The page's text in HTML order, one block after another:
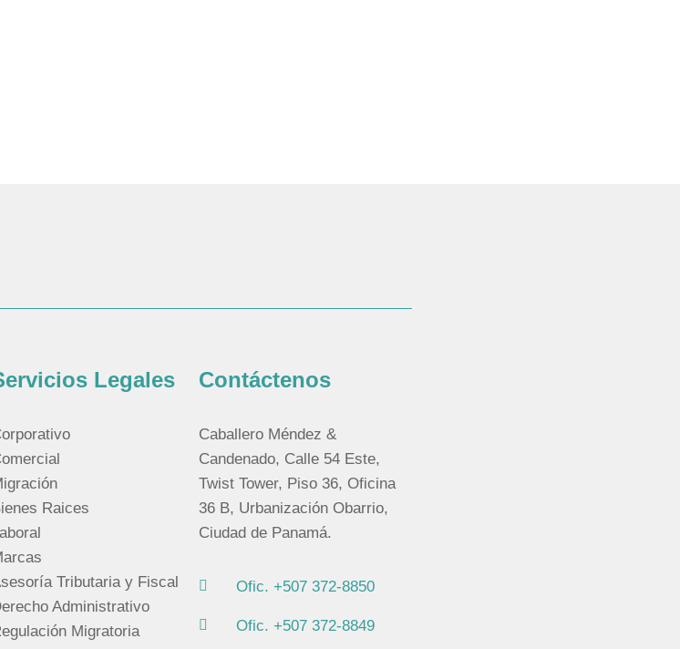
Legales
Raices
Tributaria y Fiscal
Administrativo
Migratoria
Contáctenos
Caballero Méndez &
Candenado, Calle 54 Este,
Twist Tower, Piso 36, Oficina
36 B, Urbanización Obarrio,
Ciudad de Panamá.
Ofic. +507 372-8850
Ofic. +507 372-8849